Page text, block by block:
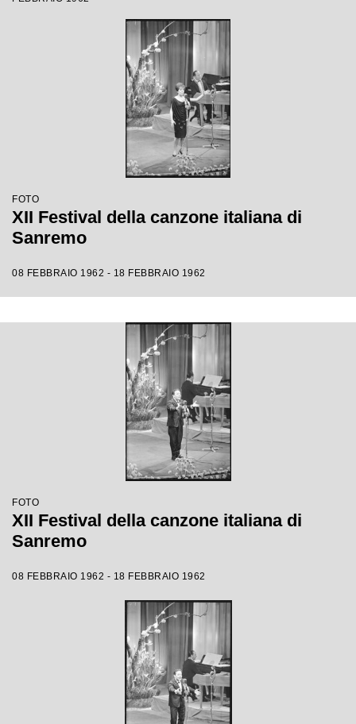
FOTO
XII Festival della canzone italiana di
Sanremo
08 FEBBRAIO 1962 - 18 FEBBRAIO 1962
FOTO
XII Festival della canzone italiana di
Sanremo
08 FEBBRAIO 1962 - 18 FEBBRAIO 1962